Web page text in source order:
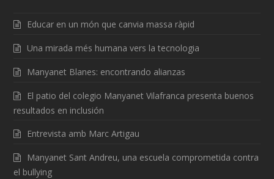
Educar en un món que canvia massa ràpid
Una mirada més humana vers la tecnologia
Manyanet Blanes: encontrando alianzas
El patio del colegio Manyanet Vilafranca presenta buenos
resultados en inclusión
Entrevista amb Marc Artigau
Manyanet Sant Andreu, una escuela comprometida contra
el bullying